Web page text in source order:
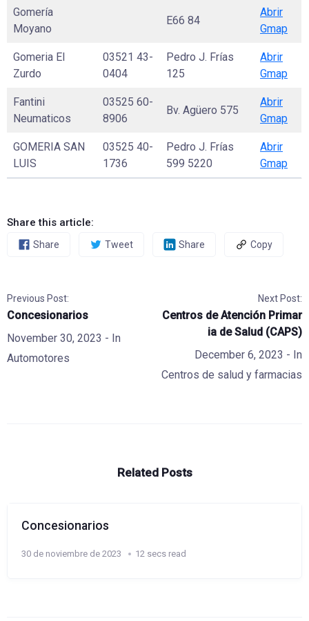
Gomería
Moyano
E66 84
Abrir
Gmap
Gomeria El
Zurdo
03521 43-
0404
Pedro J. Frías
125
Abrir
Gmap
Fantini
Neumaticos
03525 60-
8906
Bv. Agüero 575
Abrir
Gmap
GOMERIA SAN
LUIS
03525 40-
1736
Pedro J. Frías
599 5220
Abrir
Gmap
Share this article:
Share Tweet Share Copy
Previous Post:
Concesionarios
November 30, 2023 - In
Automotores
Next Post:
Centros de Atención Primar
ia de Salud (CAPS)
December 6, 2023 - In
Centros de salud y farmacias
Related Posts
Concesionarios
30 de noviembre de 2023 12 secs read